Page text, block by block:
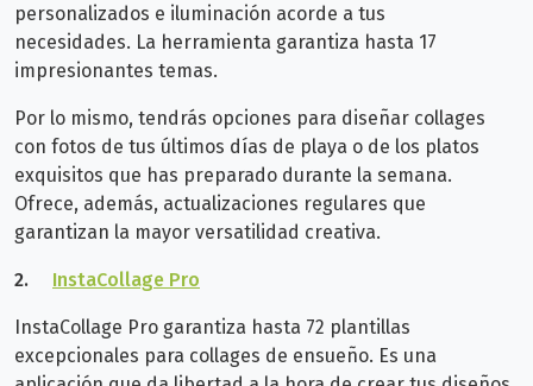
personalizados e iluminación acorde a tus
necesidades. La herramienta garantiza hasta 17
impresionantes temas.
Por lo mismo, tendrás opciones para diseñar collages
con fotos de tus últimos días de playa o de los platos
exquisitos que has preparado durante la semana.
Ofrece, además, actualizaciones regulares que
garantizan la mayor versatilidad creativa.
2. InstaCollage Pro
InstaCollage Pro garantiza hasta 72 plantillas
excepcionales para collages de ensueño. Es una